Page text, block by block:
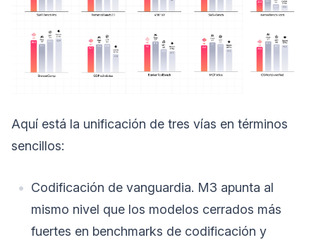
Aquí está la unificación de tres vías en términos
sencillos:
Codificación de vanguardia. M3 apunta al
mismo nivel que los modelos cerrados más
fuertes en benchmarks de codificación y